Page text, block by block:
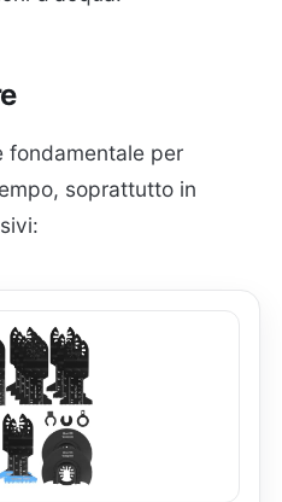
fondamentale per
soprattutto in